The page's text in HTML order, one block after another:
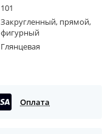
101
Закругленный, прямой,
фигурный
Глянцевая
Оплата